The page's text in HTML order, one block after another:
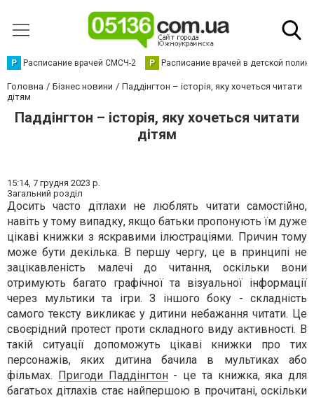
Р Расписание врачей СМСЧ-2 Р Расписание врачей в детской
Головна Бізнес новини
Паддінгтон – історія, яку хочеться читати
дітям
Паддінгтон – історія, яку хочеться читати
дітям
15:14, 7 грудня 2023 р.
Загальний розділ
Досить часто дітлахи не люблять читати самостійно,
навіть у тому випадку, якщо батьки пропонують їм дуже
цікаві книжки з яскравими ілюстраціями. Причин тому
може бути декілька. В першу чергу, це в принципі не
зацікавленість малечі до читання, оскільки вони
отримують багато графічної та візуальної інформації
через мультики та ігри. З іншого боку - складність
самого тексту викликає у дитини небажання читати. Це
своєрідний протест проти складного виду активності. В
такій ситуації допоможуть цікаві книжки про тих
персонажів, яких дитина бачила в мультиках або
фільмах. Пригоди Паддінгтон- це та книжка, яка для
багатьох дітлахів стає найпершою в прочитані, оскільки